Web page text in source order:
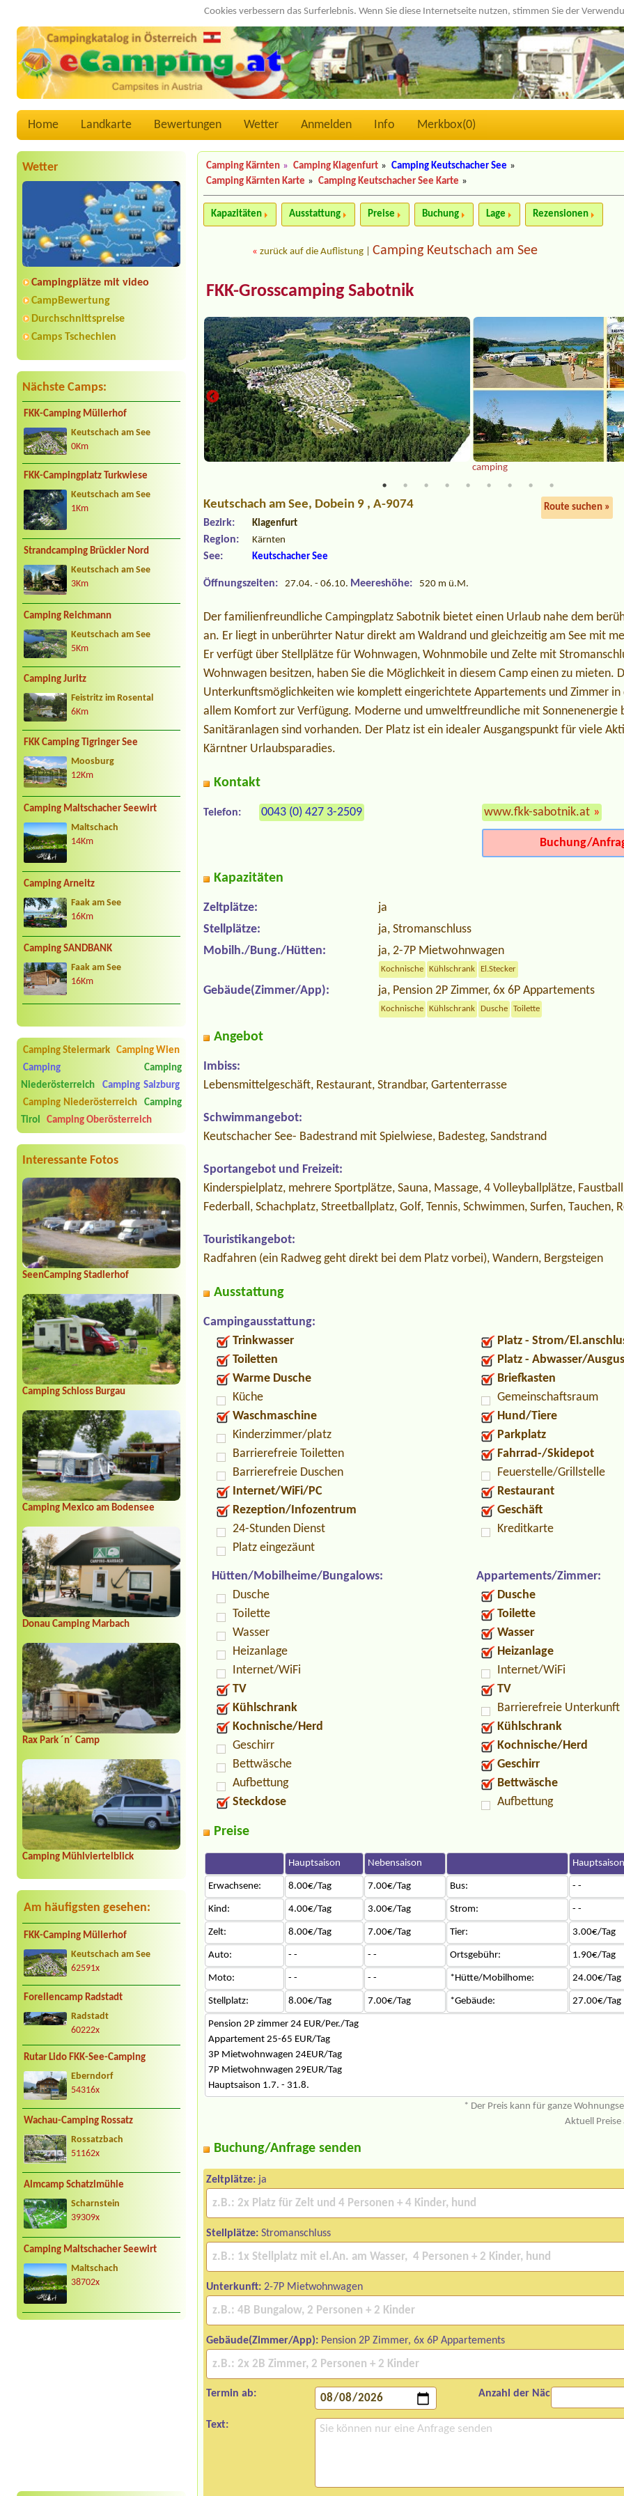
Cookies verbessern das Surferlebnis. Wenn Sie diese Internetseite nutzen, stimmen Sie der
Home Landkarte Bewertungen Wetter Anmelden Info Merkbox(0)
Wetter
Campingplätze mit video
CampBewertung
Durchschnittspreise
Camps Tschechien
Nächste Camps:
FKK-Camping Müllerhof
Keutschach am See
0Km
FKK-Campingplatz Turkwiese
Keutschach am See
1Km
Strandcamping Brückler Nord
Keutschach am See
3Km
Camping Reichmann
Keutschach am See
5Km
Camping Juritz
Feistritz im Rosental
6Km
FKK Camping Tigringer See
Moosburg
12Km
Camping Maltschacher Seewirt
Maltschach
14Km
Camping Arneitz
Faak am See
16Km
Camping SANDBANK
Faak am See
16Km
Camping Steiermark
Camping Wien
Camping
Camping
Niederösterreich
Camping Salzburg
Camping Niederösterreich
Camping
Tirol
Camping Oberösterreich
Interessante Fotos
SeenCamping Stadlerhof
Camping Schloss Burgau
Camping Mexico am Bodensee
Donau Camping Marbach
Rax Park ´n´ Camp
Camping Mühlviertelblick
Am häufigsten gesehen:
FKK-Camping Müllerhof
Keutschach am See
62591x
Forellencamp Radstadt
Radstadt
60222x
Rutar Lido FKK-See-Camping
Eberndorf
54316x
Wachau-Camping Rossatz
Rossatzbach
51162x
Almcamp Schatzlmühle
Scharnstein
39309x
Camping Maltschacher Seewirt
Maltschach
38702x
Camping Kärnten » Camping Klagenfurt » Camping Keutschacher See »
Camping Kärnten Karte » Camping Keutschacher See Karte »
Kapazitäten Ausstattung Preise Buchung Lage Rezensionen
«zurück auf die Auflistung |Camping Keutschach am See
FKK-Grosscamping Sabotnik
camping
Keutschach am See, Dobein 9 , A-9074 Route suchen »
Bezirk: Klagenfurt
Region: Kärnten
See: Keutschacher See
Öffnungszeiten: 27.04. - 06.10. Meereshöhe: 520 m ü.M.
Der familienfreundliche Campingplatz Sabotnik bietet einen Urlaub nahe dem
an. Er liegt in unberührter Natur direkt am Waldrand und gleichzeitig am See mit
Er verfügt über Stellplätze für Wohnwagen, Wohnmobile und Zelte mit
Wohnwagen besitzen, haben Sie die Möglichkeit in diesem Camp einen zu mieten.
Unterkunftsmöglichkeiten wie komplett eingerichtete Appartements und Zimmer in
allem Komfort zur Verfügung. Moderne und umweltfreundliche mit Sonnenenergie
Sanitäranlagen sind vorhanden. Der Platz ist ein idealer Ausgangspunkt für viele
Kärntner Urlaubsparadies.
Kontakt
Telefon: 0043 (0) 427 3-2509 www.fkk-sabotnik.at »
Buchung/
Kapazitäten
Zeltplätze:
ja
Stellplätze:
ja, Stromanschluss
Mobilh./Bung./Hütten:
ja, 2-7P Mietwohnwagen
Kochnische Kühlschrank El.Stecker
Gebäude(Zimmer/App): ja, Pension 2P Zimmer, 6x 6P Appartements
Kochnische Kühlschrank Dusche Toilette
Angebot
Imbiss:
Lebensmittelgeschäft, Restaurant, Strandbar, Gartenterrasse
Schwimmangebot:
Keutschacher See- Badestrand mit Spielwiese, Badesteg, Sandstrand
Sportangebot und Freizeit:
Kinderspielplatz, mehrere Sportplätze, Sauna, Massage, 4 Volleyballplätze,
Federball, Schachplatz, Streetballplatz, Golf, Tennis, Schwimmen, Surfen, Tauchen,
Touristikangebot:
Radfahren (ein Radweg geht direkt bei dem Platz vorbei), Wandern, Bergsteigen
Ausstattung
Campingausstattung:
Trinkwasser
Toiletten
Warme Dusche
Küche
Waschmaschine
Kinderzimmer/platz
Barrierefreie Toiletten
Barrierefreie Duschen
Internet/WiFi/PC
Rezeption/Infozentrum
24-Stunden Dienst
Platz eingezäunt
Platz - Strom/
Platz - Abwasser/
Briefkasten
Gemeinschaftsraum
Hund/Tiere
Parkplatz
Fahrrad-/Skidepot
Feuerstelle/Grillstelle
Restaurant
Geschäft
Kreditkarte
Hütten/Mobilheime/Bungalows:
Dusche
Toilette
Wasser
Heizanlage
Internet/WiFi
TV
Kühlschrank
Kochnische/Herd
Geschirr
Bettwäsche
Aufbettung
Steckdose
Appartements/Zimmer:
Dusche
Toilette
Wasser
Heizanlage
Internet/WiFi
TV
Barrierefreie Unterkunft
Kühlschrank
Kochnische/Herd
Geschirr
Bettwäsche
Aufbettung
Preise
Hauptsaison Nebensaison Hauptsaison
Erwachsene: 8.00€/Tag 7.00€/Tag Bus: - -
Kind: 4.00€/Tag 3.00€/Tag Strom: - -
Zelt: 8.00€/Tag 7.00€/Tag Tier: 3.00€/Tag
Auto: - - - - Ortsgebühr: 1.90€/Tag
Moto: - - - - *Hütte/Mobilhome: 24.00€/Tag
Stellplatz: 8.00€/Tag 7.00€/Tag *Gebäude: 27.00€/Tag
Pension 2P zimmer 24 EUR/Per./Tag
Appartement 25-65 EUR/Tag
3P Mietwohnwagen 24EUR/Tag
7P Mietwohnwagen 29EUR/Tag
Hauptsaison 1.7. - 31.8.
* Der Preis kann für ganze
Aktuell Preise
Buchung/Anfrage senden
Zeltplätze: ja
Stellplätze: Stromanschluss
Unterkunft: 2-7P Mietwohnwagen
Gebäude(Zimmer/App): Pension 2P Zimmer, 6x 6P Appartements
Termin ab: Anzahl der Nächte:
Text: